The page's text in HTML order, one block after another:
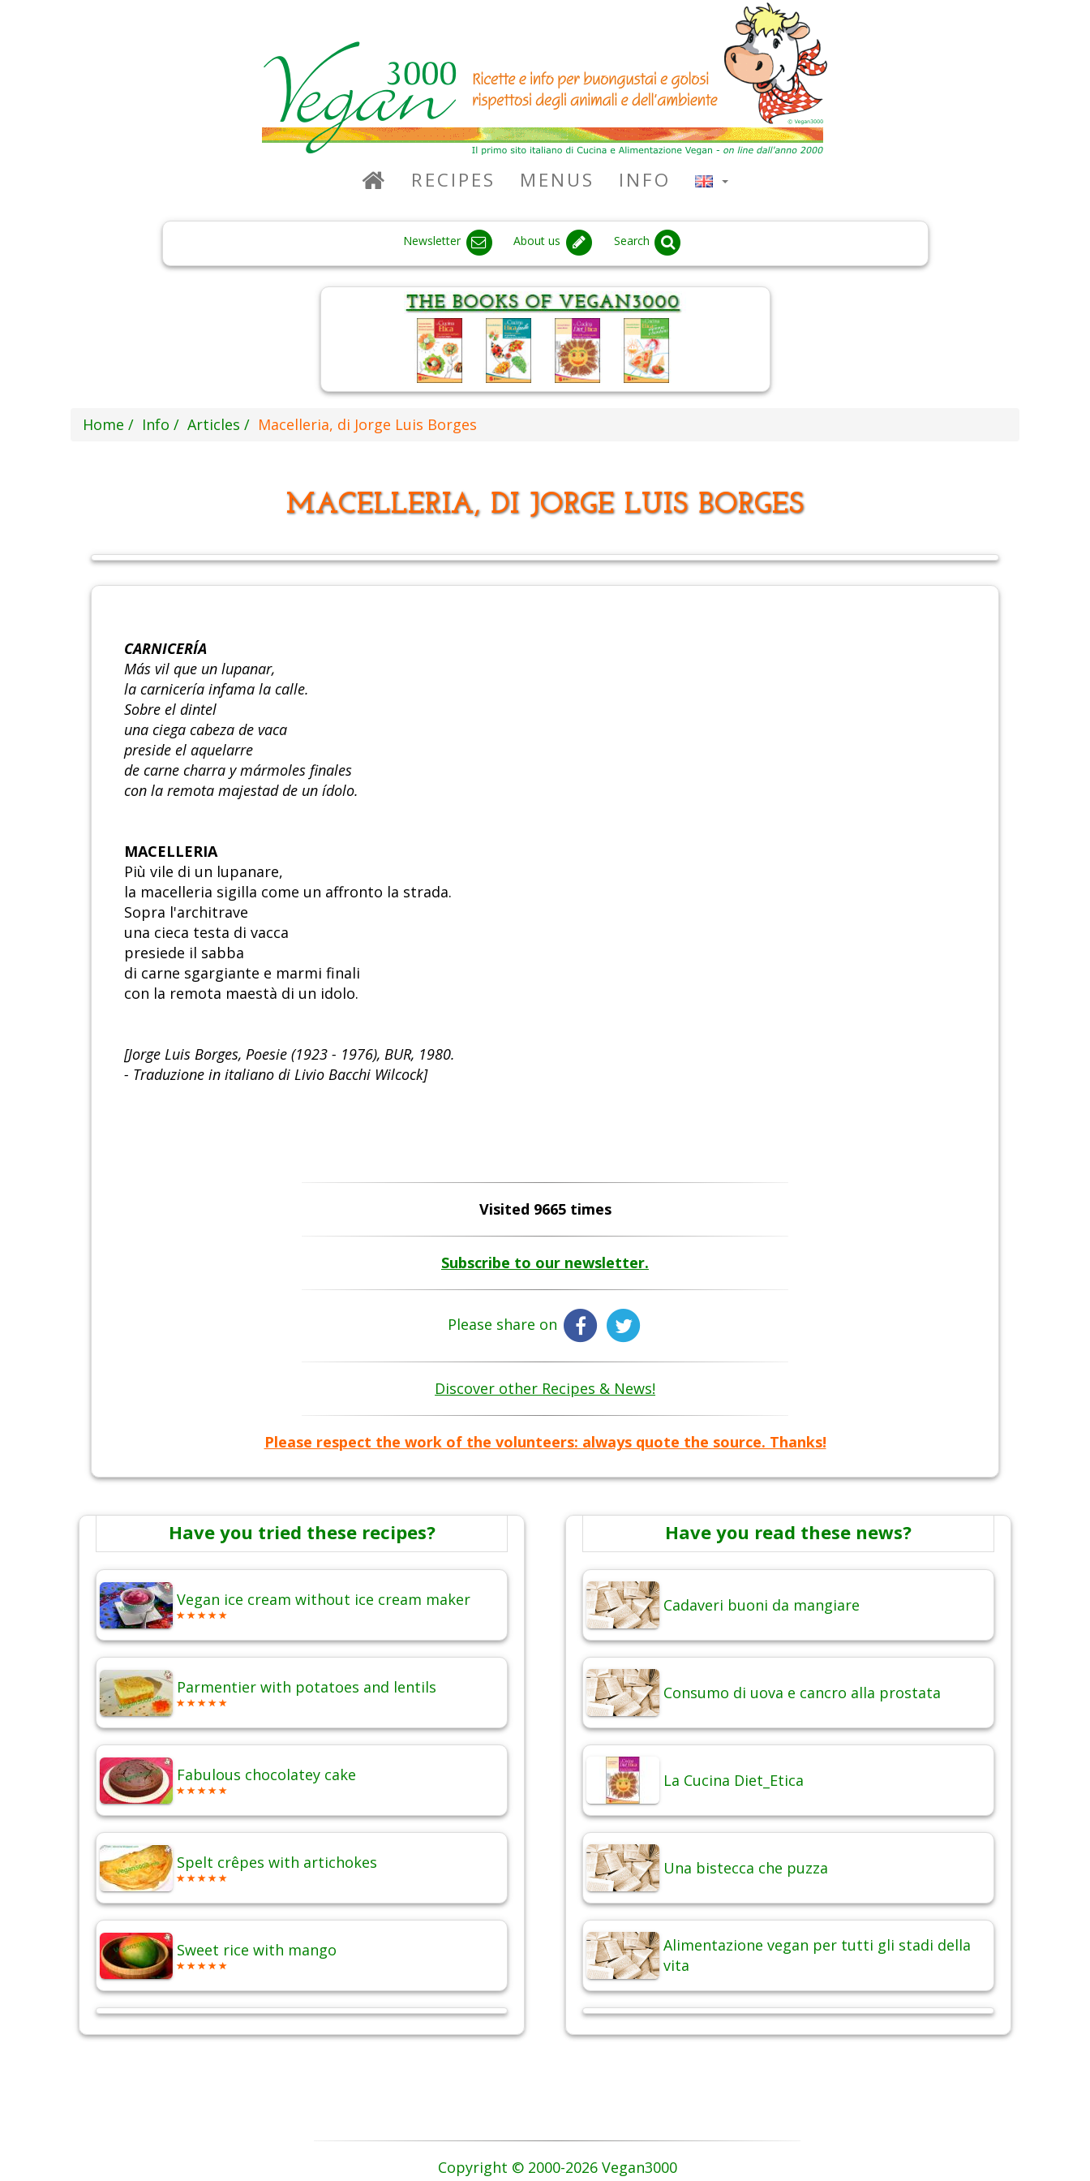
RECIPES MENUS INFO
Newsletter About us Search
Home Info Articles Macelleria, di Jorge Luis Borges
MACELLERIA, DI JORGE LUIS BORGES
CARNICERÍA
Más vil que un lupanar,
la carnicería infama la calle.
Sobre el dintel
una ciega cabeza de vaca
preside el aquelarre
de carne charra y mármoles finales
con la remota majestad de un ídolo.
MACELLERIA
Più vile di un lupanare,
la macelleria sigilla come un affronto la strada.
Sopra l'architrave
una cieca testa di vacca
presiede il sabba
di carne sgargiante e marmi finali
con la remota maestà di un idolo.
[Jorge Luis Borges, Poesie (1923 - 1976), BUR, 1980.
- Traduzione in italiano di Livio Bacchi Wilcock]
Visited 9665 times
Subscribe to our newsletter.
Please share on
Discover other Recipes & News!
Please respect the work of the volunteers: always quote the source. Thanks!
Have you tried these recipes?
Vegan ice cream without ice cream maker
Parmentier with potatoes and lentils
Fabulous chocolatey cake
Spelt crêpes with artichokes
Sweet rice with mango
Have you read these news?
Cadaveri buoni da mangiare
Consumo di uova e cancro alla prostata
La Cucina Diet_Etica
Una bistecca che puzza
Alimentazione vegan per tutti gli stadi della
vita
Copyright © 2000-2026 Vegan3000